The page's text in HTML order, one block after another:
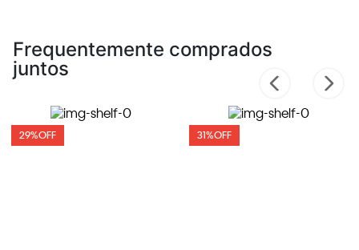
Frequentemente comprados
juntos
29%OFF 31%OFF